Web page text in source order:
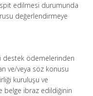
edilmesi durumunda
değerlendirmeye
destek ödemelerinden
ve/veya söz konusu
kuruluşu ve
belge ibraz edildiğinin